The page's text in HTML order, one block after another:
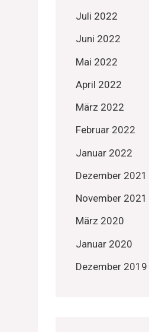
Juli 2022
Juni 2022
Mai 2022
April 2022
März 2022
Februar 2022
Januar 2022
Dezember 2021
November 2021
März 2020
Januar 2020
Dezember 2019